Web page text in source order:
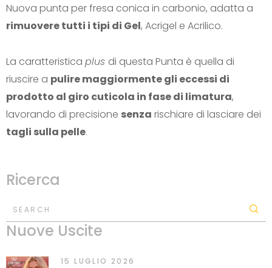
Nuova punta per fresa conica in carbonio, adatta a
rimuovere tutti i tipi di Gel, Acrigel e Acrilico.
La caratteristica plus di questa Punta è quella di
riuscire a pulire maggiormente gli eccessi di
prodotto al giro cuticola in fase di limatura,
lavorando di precisione senza rischiare di lasciare dei
tagli sulla pelle.
Ricerca
SEARCH
Nuove Uscite
15 LUGLIO 2026